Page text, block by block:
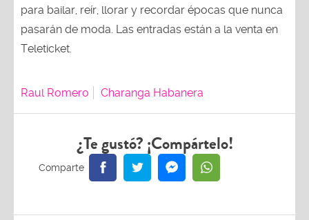
para bailar, reír, llorar y recordar épocas que nunca
pasarán de moda. Las entradas están a la venta en
Teleticket.
Raul Romero Charanga Habanera
¿Te gustó? ¡Compártelo!